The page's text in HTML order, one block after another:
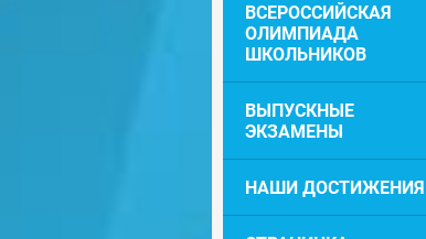
ВСЕРОССИЙСКАЯ
ОЛИМПИАДА
ШКОЛЬНИКОВ
ВЫПУСКНЫЕ
ЭКЗАМЕНЫ
НАШИ ДОСТИЖЕНИЯ